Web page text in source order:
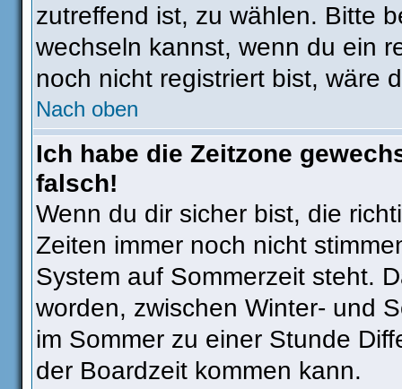
zutreffend ist, zu wählen. Bitte
wechseln kannst, wenn du ein
noch nicht registriert bist, wäre
Nach oben
Ich habe die Zeitzone
falsch!
Wenn du dir sicher bist, die
Zeiten immer noch nicht
System auf Sommerzeit steht.
worden, zwischen Winter- und
im Sommer zu einer Stunde
der Boardzeit kommen kann.